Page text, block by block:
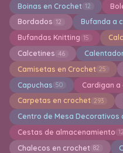
Boinas en Crochet 12
Bordados 12 Bufanda a
Bufandas Knitting 15
Calcetines 46
Camisetas en Crochet 25
Capuchas 50 Cardigan
Carpetas en crochet 293
Centro de Mesa Decorativos
Cestas de almacenamiento
Chalecos en crochet 82